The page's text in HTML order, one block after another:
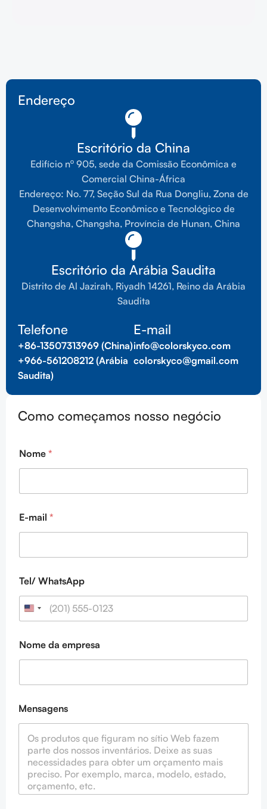
Endereço
Escritório da China
Edifício nº 905, sede da Comissão Econômica e
Comercial China-África
Endereço: No. 77, Seção Sul da Rua Dongliu, Zona de
Desenvolvimento Econômico e Tecnológico de
Changsha, Changsha, Província de Hunan, China
Escritório da Arábia Saudita
Distrito de Al Jazirah, Riyadh 14261, Reino da Arábia
Saudita
Telefone
+86-13507313969 (China)
+966-561208212 (Arábia
Saudita)
E-mail
info@colorskyco.com
colorskyco@gmail.com
Como começamos nosso negócio
a
*
l
/
Nome *
E-mail *
Tel/ WhatsApp
Nome da empresa
Mensagens